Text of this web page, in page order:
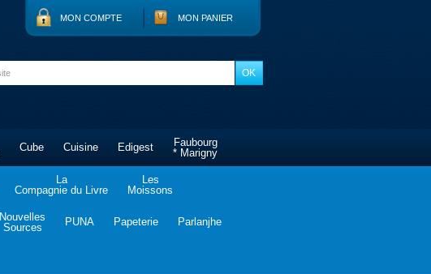
MON COMPTE MON PANIER
Cube Cuisine Edigest
Faubourg
* Marigny
La
Compagnie du Livre
Les
Moissons
Nouvelles
Sources
PUNA Papeterie Parlanjhe